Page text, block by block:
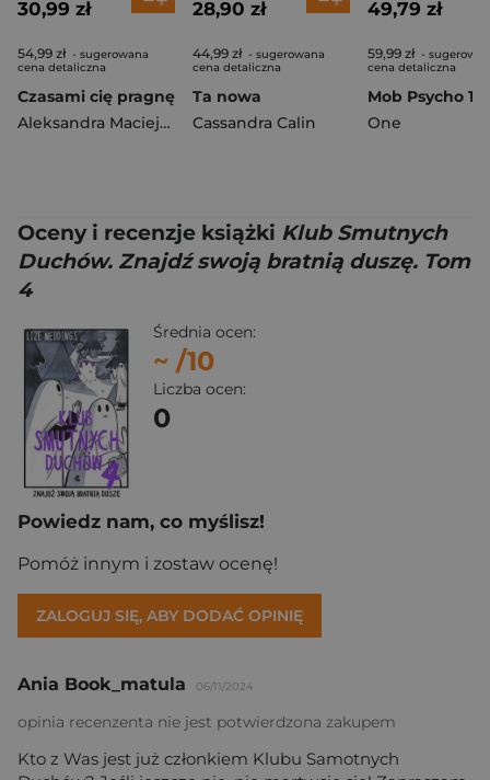
30,99 zł
54,99 zł - sugerowana
cena detaliczna
Czasami cię pragnę
Aleksandra Maciejowska
28,90 zł
44,99 zł - sugerowana
cena detaliczna
Ta nowa
Cassandra Calin
49,79 zł
59,99 zł -
cena detaliczna
One
Oceny i recenzje książki Klub Smutnych
Duchów. Znajdź swoją bratnią duszę. Tom
4
Średnia ocen:
~ /10
Liczba ocen:
0
Powiedz nam, co myślisz!
Pomóż innym i zostaw ocenę!
ZALOGUJ SIĘ, ABY DODAĆ OPINIĘ
Ania Book_matula 06/11/2024
opinia recenzenta nie jest potwierdzona zakupem
Kto z Was jest już członkiem Klubu Samotnych